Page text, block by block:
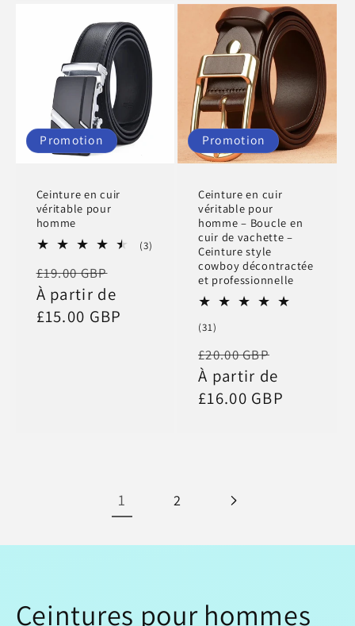
Promotion
Ceinture en cuir
véritable pour
homme
(3)
Prix
habituel
£19.00 GBP
promotionnel
À partir de
£15.00 GBP
Promotion
Ceinture en cuir
véritable pour
homme – Boucle en
cuir de vachette –
Ceinture style
cowboy décontractée
et professionnelle
(31)
des
critiques
Prix
habituel
£20.00 GBP
À partir de
£16.00 GBP
1 2
C
Ceintures pour hommes